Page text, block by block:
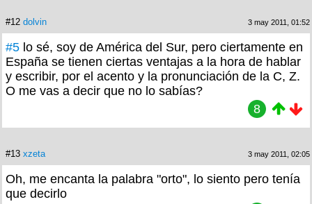
#12 dolvin 3 may 2011, 01:52
#5 lo sé, soy de América del Sur, pero ciertamente en
España se tienen ciertas ventajas a la hora de hablar
y escribir, por el acento y la pronunciación de la C, Z.
O me vas a decir que no lo sabías?
8
#13 xzeta 3 may 2011, 02:05
Oh, me encanta la palabra "orto", lo siento pero tenía
que decirlo